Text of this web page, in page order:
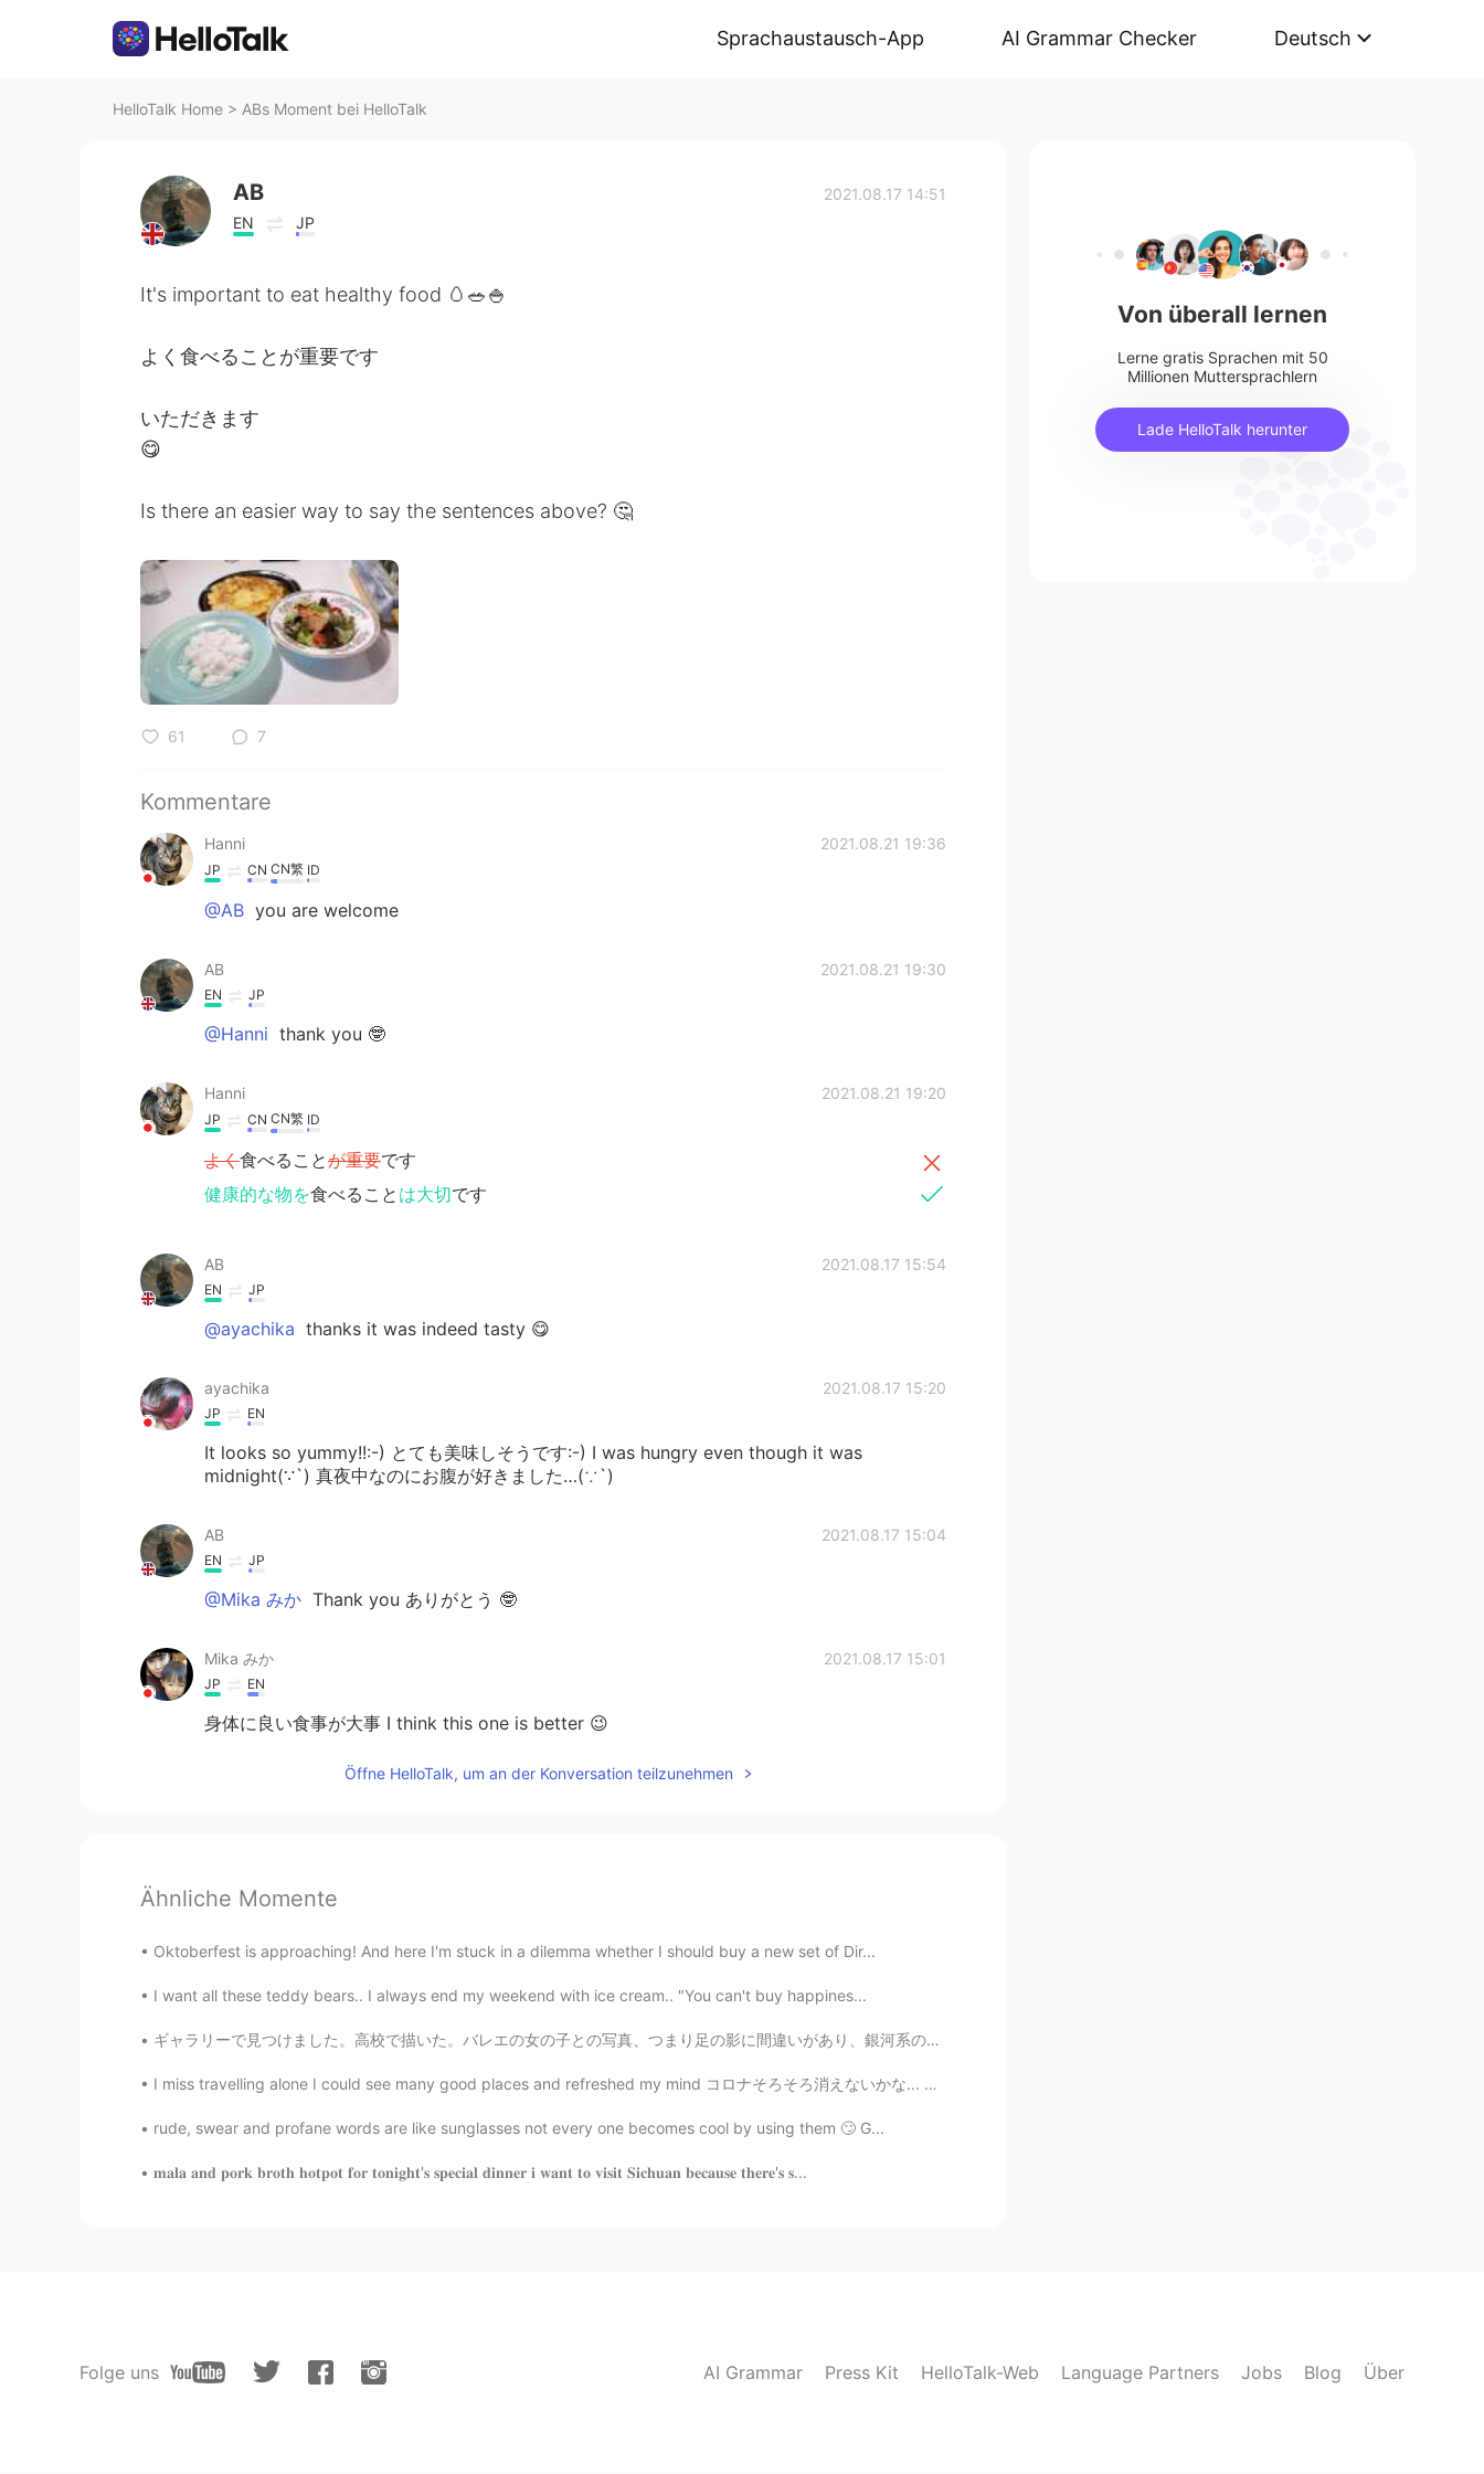
Sprachaustausch-App AI Grammar Checker Deutsch
HelloTalk Home > ABs Moment bei HelloTalk
AB
EN JP
2021.08.17 14:51
It's important to eat healthy food 🥚🥗🍚
よく食べることが重要です
いただきます
😋
Is there an easier way to say the sentences above? 🤔
61 7
Kommentare
Hanni 2021.08.21 19:36
JP CN CN繁 ID
@AB you are welcome
AB 2021.08.21 19:30
EN JP
@Hanni thank you 🤓
Hanni 2021.08.21 19:20
JP CN CN繁 ID
よく食べることが重要です
健康的な物を食べること は大切です
AB 2021.08.17 15:54
EN JP
@ayachika thanks it was indeed tasty 😋
ayachika 2021.08.17 15:20
JP EN
It looks so yummy!!:-) とても美味しそうです:-) I was hungry even though it was
midnight(∵`) 真夜中なのにお腹が好きました…(∵`)
AB 2021.08.17 15:04
EN JP
@Mika みか Thank you ありがとう 🤓
Mika みか 2021.08.17 15:01
JP EN
身体に良い食事が大事 I think this one is better 😉
Öffne HelloTalk, um an der Konversation teilzunehmen
Ähnliche Momente
Oktoberfest is approaching! And here I'm stuck in a dilemma whether I should buy a new set of Dir...
I want all these teddy bears.. I always end my weekend with ice cream.. "You can't buy happines...
ギャラリーで見つけました。高校で描いた。バレエの女の子との写真、つまり足の影に間違いがあり、銀河系の写真を3回繰り返しました 😂😂 ...しかし、私のイメージにはかなり満足しています.. うまく...
I miss travelling alone I could see many good places and refreshed my mind コロナそろそろ消えないかな... 4枚目は大...
rude, swear and profane words are like sunglasses not every one becomes cool by using them 🙄 G...
𝐦𝐚𝐥𝐚 𝐚𝐧𝐝 𝐩𝐨𝐫𝐤 𝐛𝐫𝐨𝐭𝐡 𝐡𝐨𝐭𝐩𝐨𝐭 𝐟𝐨𝐫 𝐭𝐨𝐧𝐢𝐠𝐡𝐭'𝐬 𝐬𝐩𝐞𝐜𝐢𝐚𝐥 𝐝𝐢𝐧𝐧𝐞𝐫 𝐢 𝐰𝐚𝐧𝐭 𝐭𝐨 𝐯𝐢𝐬𝐢𝐭 𝐒𝐢𝐜𝐡𝐮𝐚𝐧 𝐛𝐞𝐜𝐚𝐮𝐬𝐞 𝐭𝐡𝐞𝐫𝐞'𝐬 𝐬...
Von überall lernen
Lerne gratis Sprachen mit 50
Millionen Muttersprachlern
Lade HelloTalk herunter
Folge uns AI Grammar Press Kit HelloTalk-Web Language Partners Jobs Blog Über